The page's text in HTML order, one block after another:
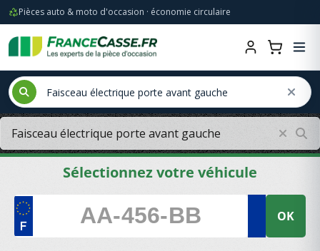
Pièces auto & moto d'occasion · économie circulaire
Sélectionnez votre véhicule
OK